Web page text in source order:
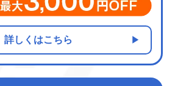
詳しくはこちら